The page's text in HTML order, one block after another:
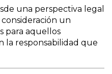
una perspectiva legal
un
para aquellos
la responsabilidad que